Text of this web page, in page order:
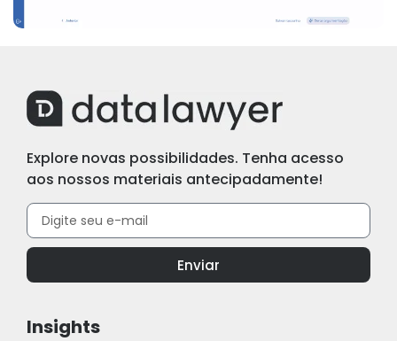
Explore novas possibilidades. Tenha acesso
aos nossos materiais antecipadamente!
Enviar
Insights